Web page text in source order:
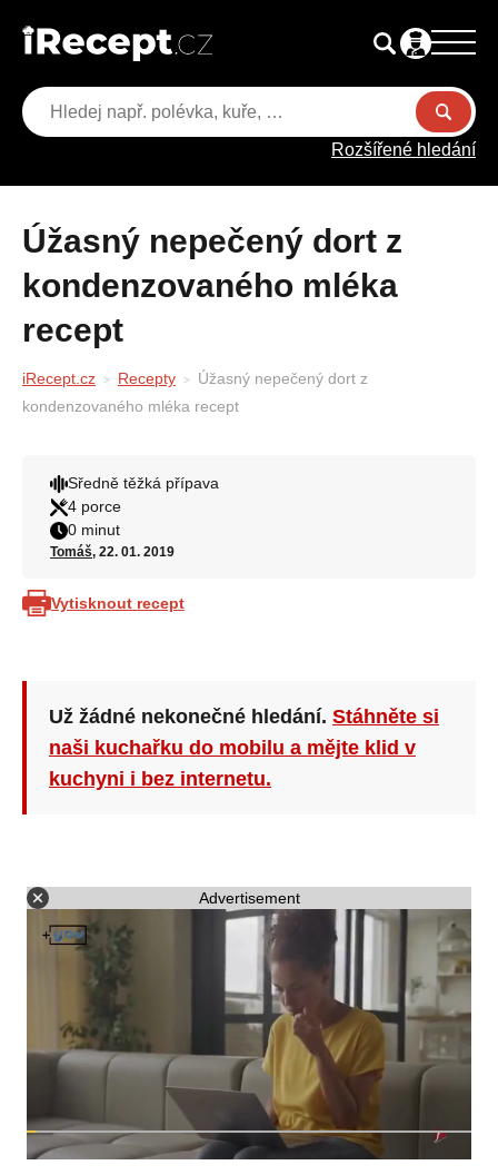
Rozšířené hledání
Úžasný nepečený dort z
kondenzovaného mléka
recept
iRecept.cz Recepty
Úžasný nepečený dort z
kondenzovaného mléka recept
Sředně těžká přípava
4 porce
0 minut
Tomáš, 22. 01. 2019
Vytisknout recept
Už žádné nekonečné hledání. Stáhněte si
naši kuchařku do mobilu a mějte klid v
kuchyni i bez internetu.
Advertisement